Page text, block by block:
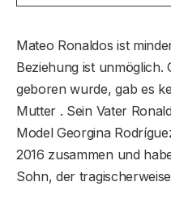
Mateo Ronaldos ist
Beziehung ist unmöglich.
geboren wurde, gab es
Mutter . Sein Vater
Model Georgina
2016 zusammen und
Sohn, der